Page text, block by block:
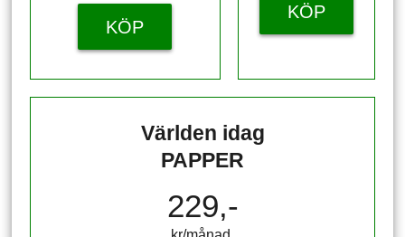
KÖP
KÖP
Världen idag
PAPPER
229,-